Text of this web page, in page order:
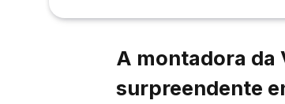
A montadora da
surpreendente